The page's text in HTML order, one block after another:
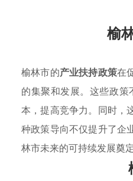
榆
榆林市的产业扶持政策在
的集聚和发展。这些政
本，提高竞争力。同时，
种政策导向不仅提升了企
林市未来的可持续发展奠